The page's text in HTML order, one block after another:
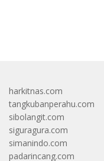
harkitnas.com
tangkubanperahu.com
sibolangit.com
siguragura.com
simanindo.com
padarincang.com